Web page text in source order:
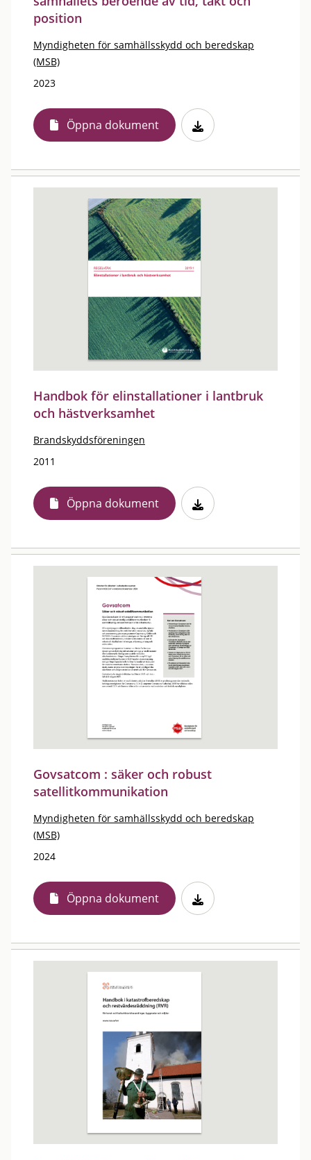
position
Myndigheten för samhällsskydd och beredskap
(MSB)
2023
Öppna dokument
Handbok för elinstallationer i lantbruk
och hästverksamhet
Brandskyddsföreningen
2011
Öppna dokument
Govsatcom : säker och robust
satellitkommunikation
Myndigheten för samhällsskydd och beredskap
(MSB)
2024
Öppna dokument